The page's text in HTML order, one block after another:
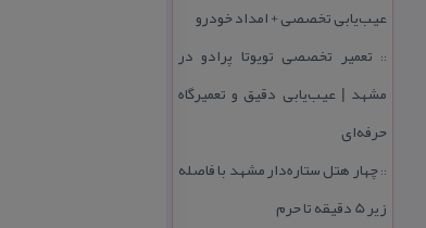
عیب‌یابی تخصصی + امداد خودرو
:: تعمیر تخصصی تویوتا پرادو در
مشهد | عیب‌یابی دقیق و تعمیرگاه
حرفه‌ای
::چهار هتل‌ ستاره‌دار مشهد با فاصله
زیر 5 دقیقه تا حرم